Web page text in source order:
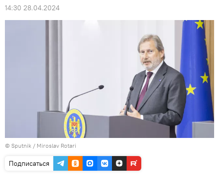
14:30 28.04.2024
© Sputnik / Miroslav Rotari
Подписаться